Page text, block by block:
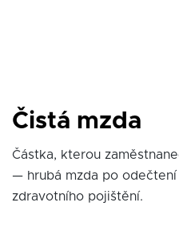
Čistá mzda
Částka, kterou
— hrubá mzda po odečtení
zdravotního pojištění.